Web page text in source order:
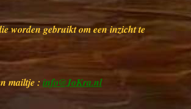
worden gebruikt om een inzicht te
mailtje : info@JoKra.nl